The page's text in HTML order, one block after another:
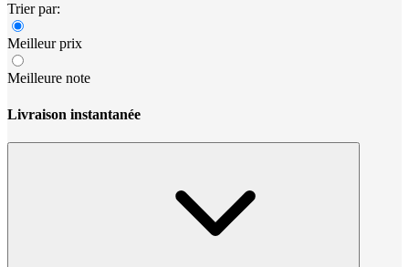
Trier par:
Meilleur prix
Meilleure note
Livraison instantanée